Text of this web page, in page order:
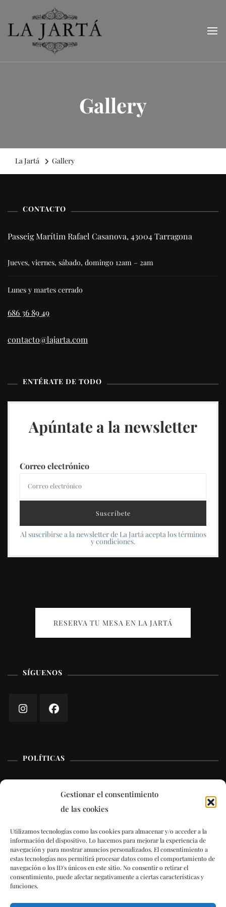
Gestionar el consentimiento
de las cookies
Utilizamos tecnologías como las cookies para almacenar y/o acceder a la
información del dispositivo. Lo hacemos para mejorar la experiencia de
navegación y para mostrar anuncios personalizados. El consentimiento a
estas tecnologías nos permitirá procesar datos como el comportamiento de
navegación o los ID's únicos en este sitio. No consentir o retirar el
consentimiento, puede afectar negativamente a ciertas características y
funciones.
La Jartá
Taberna andaluza en el Puerto Deportivo de Tarragona
Gallery
La Jartá Gallery
CONTACTO
Passeig Marítim Rafael Casanova, 43004 Tarragona
Jueves, viernes, sábado, domingo 12am – 2am
Lunes y martes cerrado
686 36 89 49
contacto@lajarta.com
ENTÉRATE DE TODO
Apúntate a la newsletter
Correo electrónico
Al suscribirse a la newsletter de La Jartá acepta los términos
y condiciones.
RESERVA TU MESA EN LA JARTÁ
SÍGUENOS
POLÍTICAS
Términos y condiciones
Política de cookies (UE)